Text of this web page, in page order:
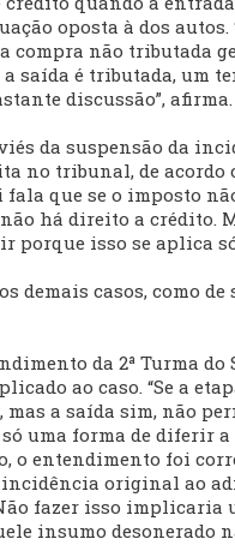
oposta à dos autos.
compra não tributada
saída é tributada, um
discussão”, afirma.
da suspensão da
no tribunal, de acordo
fala que se o imposto
há direito a crédito.
porque isso se aplica
demais casos, como de
da 2ª Turma do
ao caso. “Se a
mas a saída sim, não
uma forma de diferir
o entendimento foi
incidência original ao
fazer isso implicaria
insumo desonerado